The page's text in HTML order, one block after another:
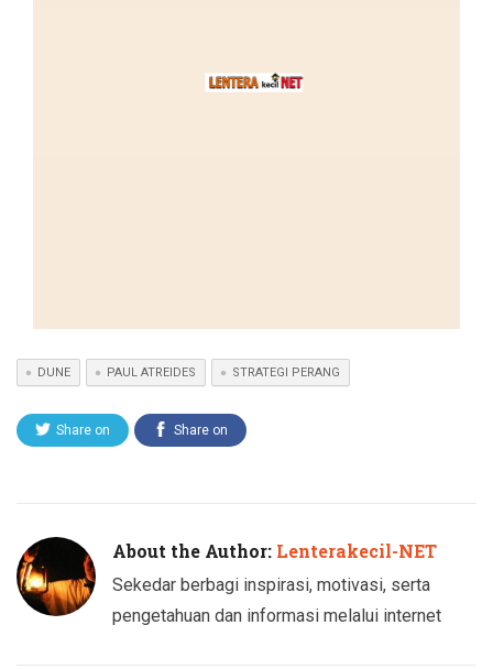
DUNE PAUL ATREIDES STRATEGI PERANG
Share on Share on
About the Author: Lenterakecil-NET
Sekedar berbagi inspirasi, motivasi, serta
pengetahuan dan informasi melalui internet